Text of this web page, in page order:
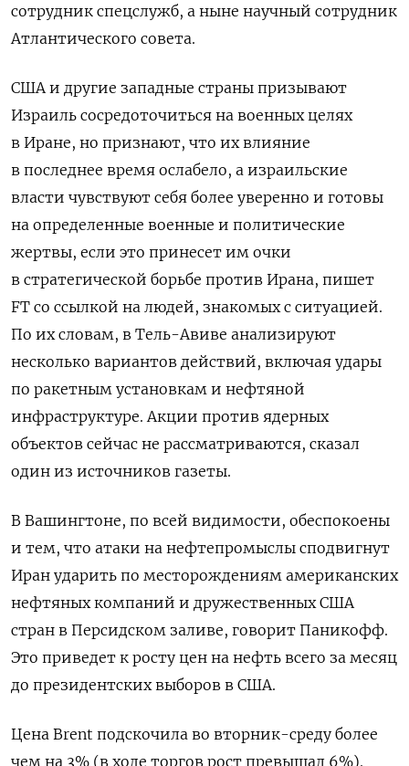
сотрудник спецслужб, а ныне научный сотрудник
Атлантического совета.
США и другие западные страны призывают
Израиль сосредоточиться на военных целях
в Иране, но признают, что их влияние
в последнее время ослабело, а израильские
власти чувствуют себя более уверенно и готовы
на определенные военные и политические
жертвы, если это принесет им очки
в стратегической борьбе против Ирана, пишет
FT со ссылкой на людей, знакомых с ситуацией.
По их словам, в Тель-Авиве анализируют
несколько вариантов действий, включая удары
по ракетным установкам и нефтяной
инфраструктуре. Акции против ядерных
объектов сейчас не рассматриваются, сказал
один из источников газеты.
В Вашингтоне, по всей видимости, обеспокоены
и тем, что атаки на нефтепромыслы сподвигнут
Иран ударить по месторождениям американских
нефтяных компаний и дружественных США
стран в Персидском заливе, говорит Паникофф.
Это приведет к росту цен на нефть всего за месяц
до президентских выборов в США.
Цена Brent подскочила во вторник-среду более
чем на 3% (в ходе торгов рост превышал 6%).